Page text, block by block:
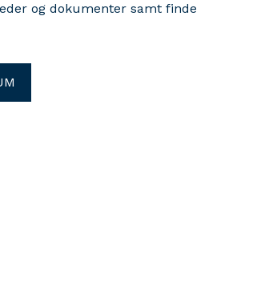
bringe historiske erfaringer med
og dokumenter samt finde